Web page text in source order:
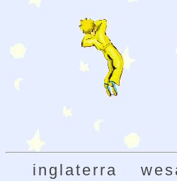
inglaterra